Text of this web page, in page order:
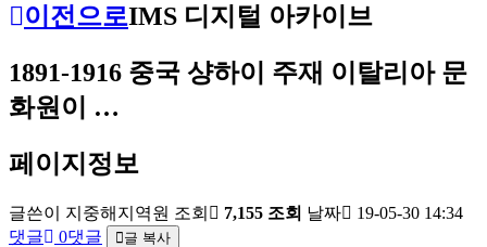
이전으로IMS 디지털 아카이브
1891-1916 중국 샹하이 주재 이탈리아 문
화원이 …
페이지정보
글쓴이 지중해지역원 조회 7,155 조회 날짜
19-05-30 14:34
댓글
0댓글 글 복사